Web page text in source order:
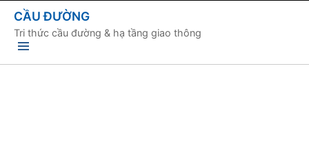
CẦU ĐƯỜNG
Tri thức cầu đường & hạ tầng giao thông